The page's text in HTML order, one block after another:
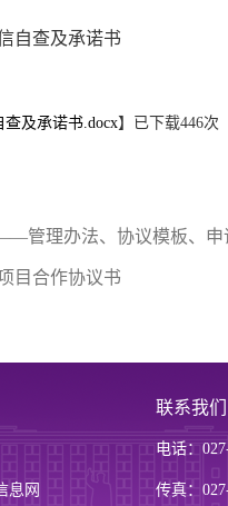
自查及承诺书
及承诺书.docx】已下载446次
管理办法、协议模板、申
目合作协议书
息网
联系我们
电话：
传真：